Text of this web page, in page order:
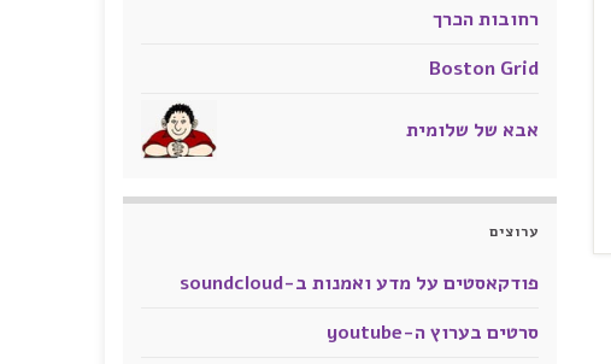
רחובות הכרך
Boston Grid
אבא של שלומית
ערוצים
פודקאסטים על מדע ואמנות ב-soundcloud
סרטים בערוץ ה-youtube